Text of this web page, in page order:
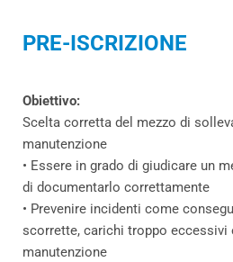
PRE-ISCRIZIONE
Obiettivo:
Scelta corretta del mezzo di
manutenzione
• Essere in grado di giudicare un
di documentarlo correttamente
• Prevenire incidenti come
scorrette, carichi troppo eccessivi
manutenzione